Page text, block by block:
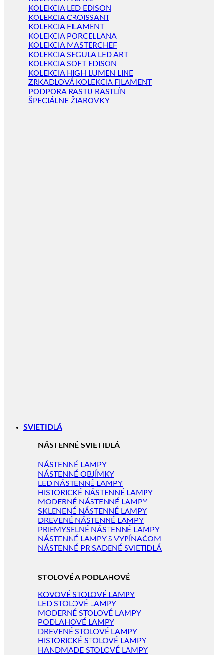
KOLEKCIA LED EDISON
KOLEKCIA CROISSANT
KOLEKCIA FILAMENT
KOLEKCIA PORCELLANA
KOLEKCIA MASTERCHEF
KOLEKCIA SEGULA LED ART
KOLEKCIA SOFT EDISON
KOLEKCIA HIGH LUMEN LINE
ZRKADLOVÁ KOLEKCIA FILAMENT
PODPORA RASTU RASTLÍN
ŠPECIÁLNE ŽIAROVKY
SVIETIDLÁ
NÁSTENNÉ SVIETIDLÁ
NÁSTENNÉ LAMPY
NÁSTENNÉ OBJÍMKY
LED NÁSTENNÉ LAMPY
HISTORICKÉ NÁSTENNÉ LAMPY
MODERNÉ NÁSTENNÉ LAMPY
SKLENENÉ NÁSTENNÉ LAMPY
DREVENÉ NÁSTENNÉ LAMPY
PRIEMYSELNÉ NÁSTENNÉ LAMPY
NÁSTENNÉ LAMPY S VYPÍNAČOM
NÁSTENNÉ PRISADENÉ SVIETIDLÁ
STOLOVÉ A PODLAHOVÉ
KOVOVÉ STOLOVÉ LAMPY
LED STOLOVÉ LAMPY
MODERNÉ STOLOVÉ LAMPY
PODLAHOVÉ LAMPY
DREVENÉ STOLOVÉ LAMPY
HISTORICKÉ STOLOVÉ LAMPY
HANDMADE STOLOVÉ LAMPY